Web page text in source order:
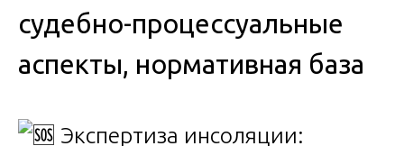
судебно-процессуальные
аспекты, нормативная база